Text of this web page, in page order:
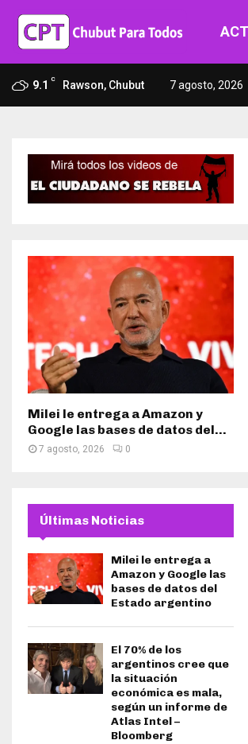
9.1 C Rawson, Chubut 7 agosto, 2026
Milei le entrega a Amazon y
Google las bases de datos del...
7 agosto, 2026 0
Últimas Noticias
Milei le entrega a
Amazon y Google las
bases de datos del
Estado argentino
El 70% de los
argentinos cree que
la situación
económica es mala,
según un informe de
Atlas Intel –
Bloomberg